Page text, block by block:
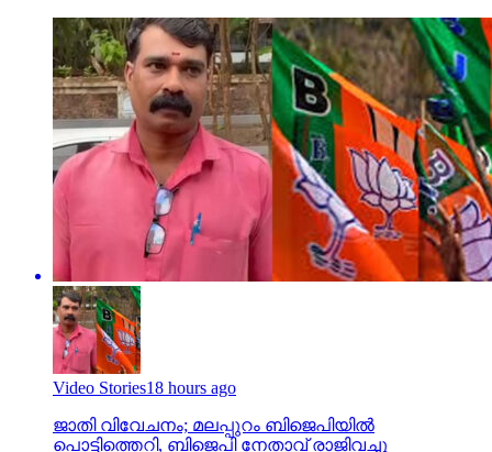
Video Stories18 hours ago
ജാതി വിവേചനം; മലപ്പുറം ബിജെപിയില്‍
പൊട്ടിത്തെറി, ബിജെപി നേതാവ് രാജിവച്ചു